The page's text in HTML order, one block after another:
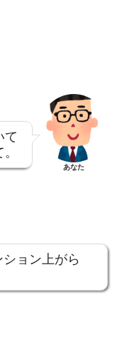
て
あなた
ョン上がら